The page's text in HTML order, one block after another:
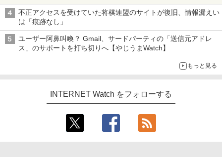
真や映像を使った投資詐欺などへの対策として
不正アクセスを受けていた将棋連盟のサイトが復旧、情報漏えい
は「痕跡なし」
ユーザー阿鼻叫喚？ Gmail、サードパーティの「送信元アドレ
ス」のサポートを打ち切りへ【やじうまWatch】
もっと見る
INTERNET Watch をフォローする